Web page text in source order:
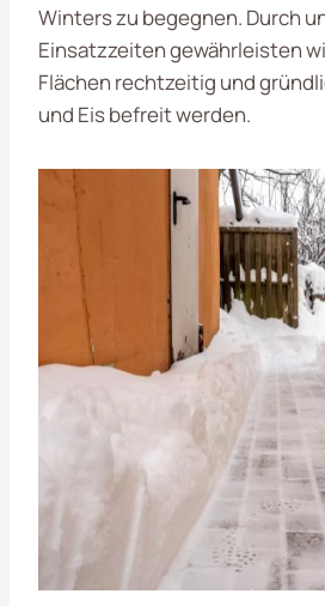
Winters zu begegnen. Durch
Einsatzzeiten gewährleisten
Flächen rechtzeitig und
und Eis befreit werden.